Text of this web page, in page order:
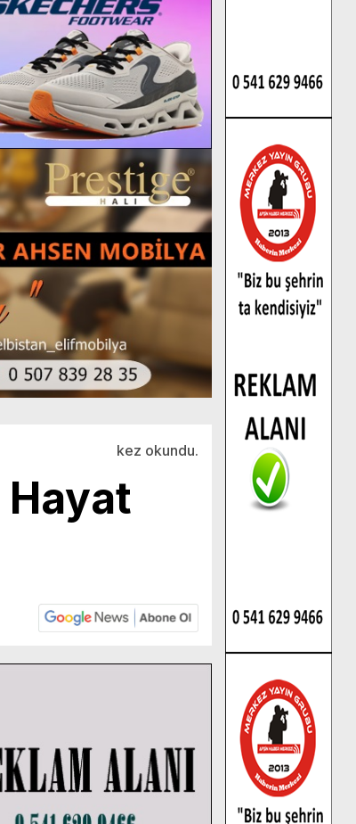
kez okundu.
Hayat